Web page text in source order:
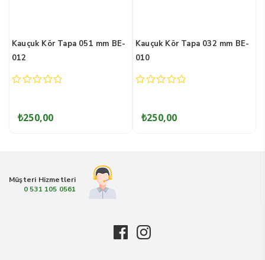
032 mm BE- Kauçuk Ek 063 mm BE-006 PVC T Boru 051
Müşteri Hizmetleri
0 531 105 0561